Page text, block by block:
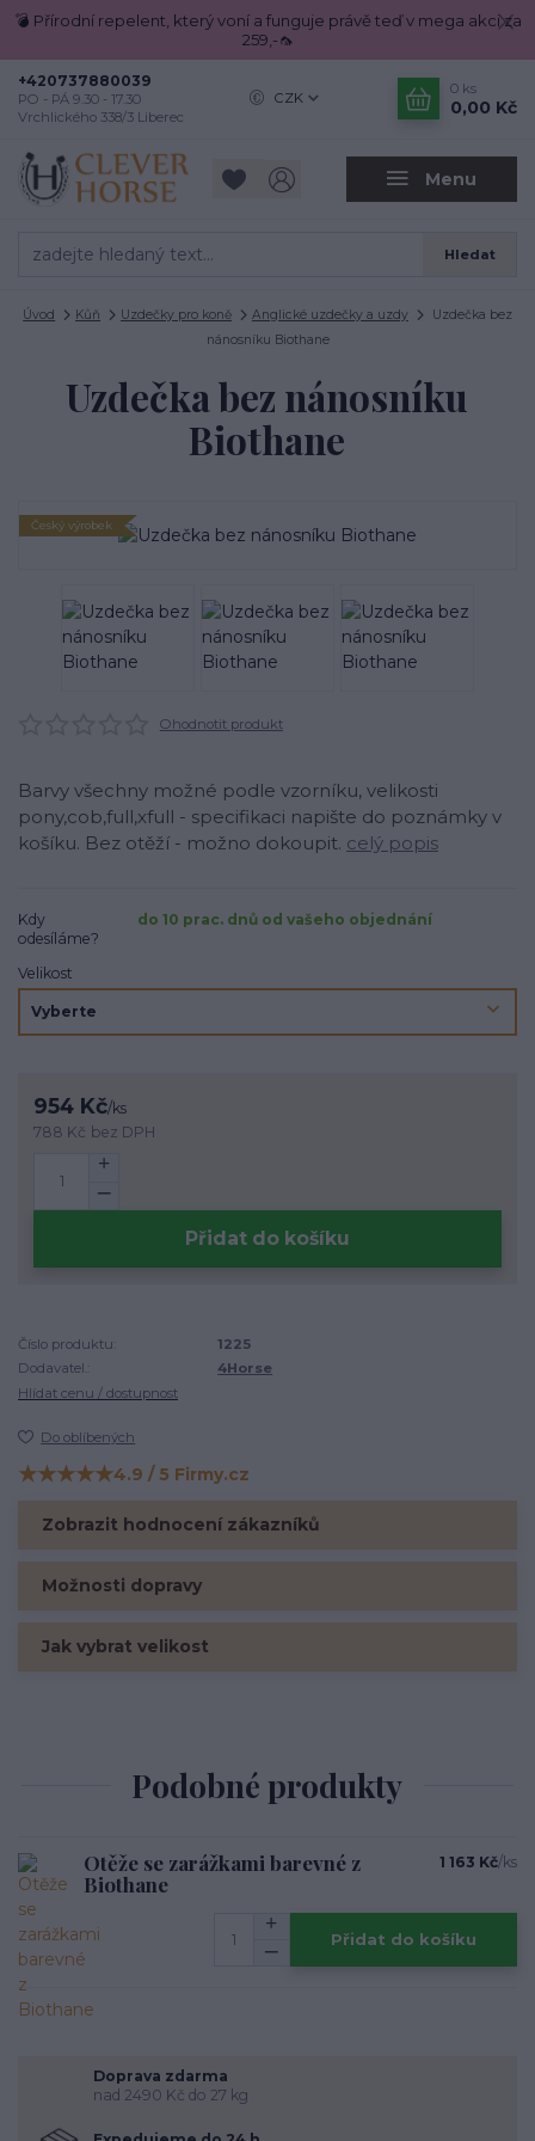
💣 Přírodní repelent, který voní a funguje právě teď v mega akci za
259,-🦟
Menu
CZK
Hledat
+420737880039
PO - PÁ 9.30 - 17.30
Vrchlického 338/3 Liberec
0 ks
0,00 Kč
Úvod Kůň Uzdečky pro koně Anglické uzdečky a uzdy
Uzdečka bez
nánosníku Biothane
Uzdečka bez nánosníku
Biothane
Český výrobek
Ohodnotit produkt
Barvy všechny možné podle vzorníku, velikosti
pony,cob,full,xfull - specifikaci napište do poznámky v
košíku. Bez otěží - možno dokoupit. celý popis
Kdy
odesíláme?
do 10 prac. dnů od vašeho objednání
Velikost
954 Kč/ks
788 Kč bez DPH
Přidat do košíku
Číslo produktu:
1225
Dodavatel.:
4Horse
Hlídat cenu / dostupnost
Do oblíbených
Hodnocení na Firmy.cz
★★★★★4.9 / 5 Firmy.cz
Zobrazit hodnocení zákazníků
Možnosti dopravy
Jak vybrat velikost
Podobné produkty
Otěže se zarážkami barevné z
Biothane
1 163 Kč/ks
Přidat do košíku
Doprava zdarma
nad 2490 Kč do 27 kg